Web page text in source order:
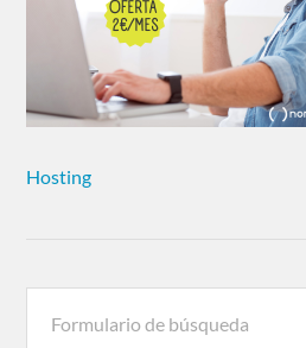
Hosting